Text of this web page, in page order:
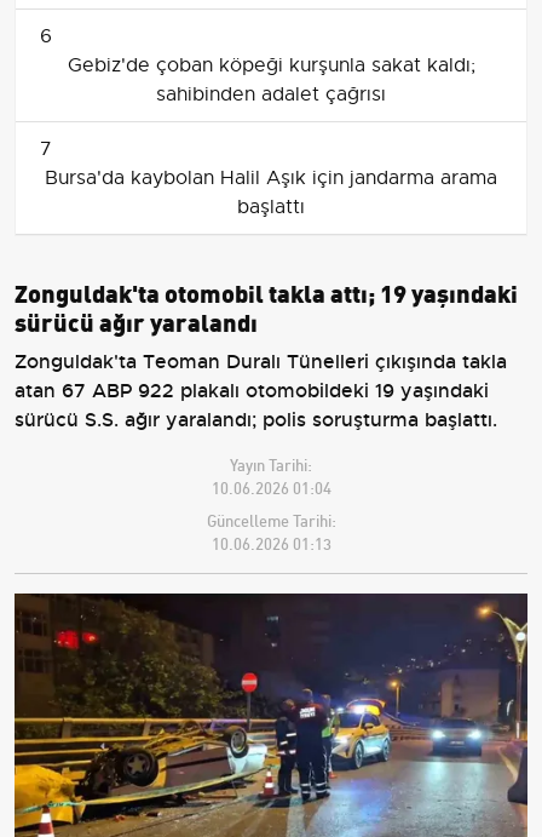
6
Gebiz'de çoban köpeği kurşunla sakat kaldı;
sahibinden adalet çağrısı
7
Bursa'da kaybolan Halil Aşık için jandarma arama
başlattı
Zonguldak'ta otomobil takla attı; 19 yaşındaki
sürücü ağır yaralandı
Zonguldak'ta Teoman Duralı Tünelleri çıkışında takla
atan 67 ABP 922 plakalı otomobildeki 19 yaşındaki
sürücü S.S. ağır yaralandı; polis soruşturma başlattı.
Yayın Tarihi:
10.06.2026 01:04
Güncelleme Tarihi:
10.06.2026 01:13